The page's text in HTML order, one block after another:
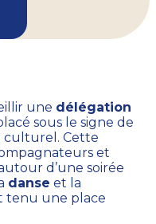
une délégation
sous le signe de
culturel. Cette
et
d’une soirée
danse et la
tenu une place